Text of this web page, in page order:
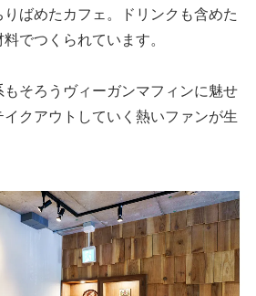
ばめたカフェ。ドリンクも含めた
でつくられています。
そろうヴィーガンマフィンに魅せ
クアウトしていく熱いファンが生